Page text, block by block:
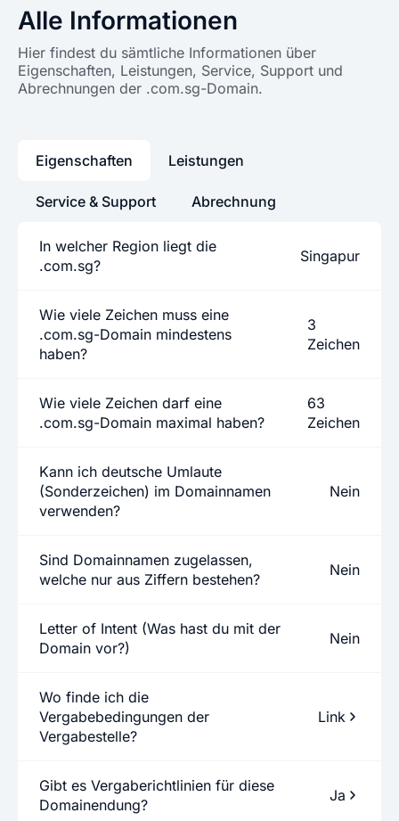
Alle Informationen
Hier findest du sämtliche Informationen über
Eigenschaften, Leistungen, Service, Support und
Abrechnungen der .com.sg-Domain.
Eigenschaften
In welcher Region liegt die
.com.sg?
Singapur
Wie viele Zeichen muss eine
.com.sg-Domain mindestens
haben?
3
Zeichen
Wie viele Zeichen darf eine
.com.sg-Domain maximal haben?
63
Zeichen
Kann ich deutsche Umlaute
(Sonderzeichen) im Domainnamen
verwenden?
Nein
Sind Domainnamen zugelassen,
welche nur aus Ziffern bestehen?
Nein
Letter of Intent (Was hast du mit der
Domain vor?)
Nein
Wo finde ich die
Vergabebedingungen der
Vergabestelle?
Link
Gibt es Vergaberichtlinien für diese
Domainendung?
Ja
Leistungen
Service & Support Abrechnung